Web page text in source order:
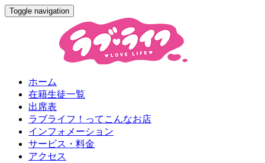
Toggle navigation
ホーム
在籍生徒一覧
出席表
ラブライフ！ってこんなお店
インフォメーション
サービス・料金
アクセス